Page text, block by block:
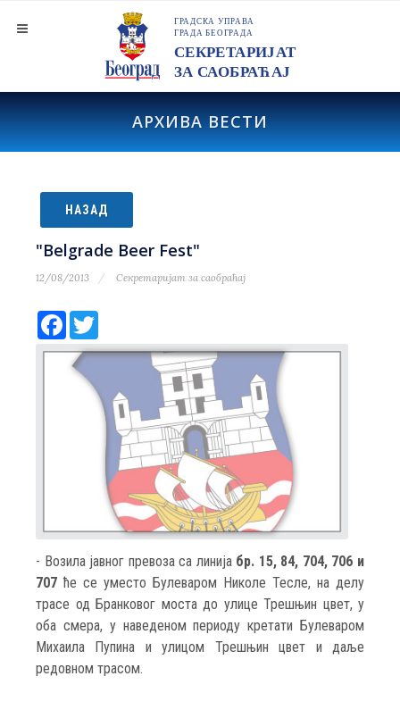
АРХИВА ВЕСТИ
НАЗАД
"Belgrade Beer Fest"
12/08/2013 Секретаријат за саобраћај
Facebook
- Возила јавног превоза са линија бр. 15, 84, 704, 706 и
707 ће се уместо Булеваром Николе Тесле, на делу
трасе од Бранковог моста до улице Трешњин цвет, у
оба смера, у наведеном периоду кретати Булеваром
Михаила Пупина и улицом Трешњин цвет и даље
редовном трасом.